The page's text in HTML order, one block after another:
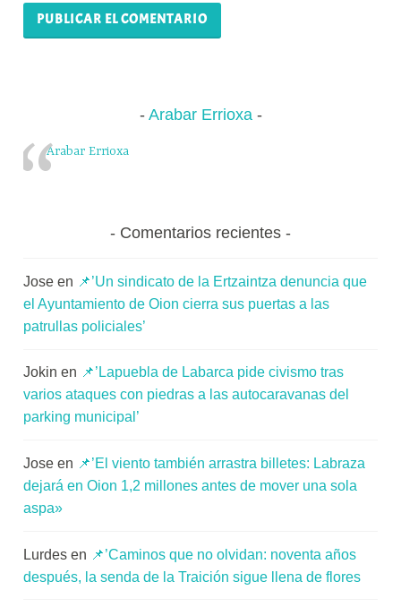
Arabar Errioxa
Arabar Errioxa
Comentarios recientes
Jose en 📌’Un sindicato de la Ertzaintza denuncia que
el Ayuntamiento de Oion cierra sus puertas a las
patrullas policiales’
Jokin en 📌’Lapuebla de Labarca pide civismo tras
varios ataques con piedras a las autocaravanas del
parking municipal’
Jose en 📌’El viento también arrastra billetes: Labraza
dejará en Oion 1,2 millones antes de mover una sola
aspa»
Lurdes en 📌’Caminos que no olvidan: noventa años
después, la senda de la Traición sigue llena de flores